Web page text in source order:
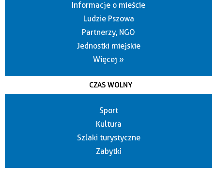
Informacje o mieście
Ludzie Pszowa
Partnerzy, NGO
Jednostki miejskie
Więcej »
CZAS WOLNY
Sport
Kultura
Szlaki turystyczne
Zabytki